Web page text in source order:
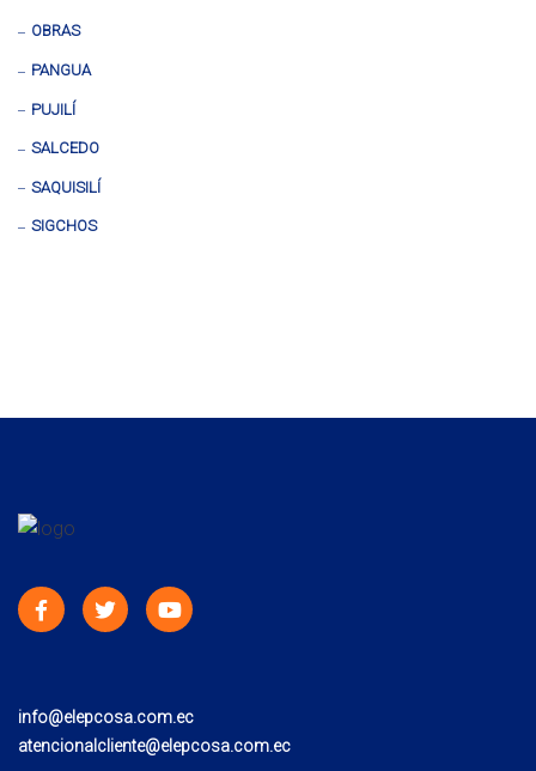
OBRAS
PANGUA
PUJILÍ
SALCEDO
SAQUISILÍ
SIGCHOS
info@elepcosa.com.ec
atencionalcliente@elepcosa.com.ec